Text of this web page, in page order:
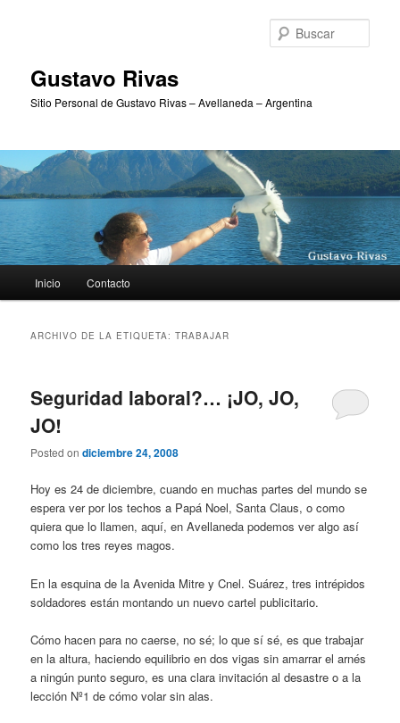
Gustavo Rivas
Sitio Personal de Gustavo Rivas – Avellaneda – Argentina
principal
Inicio Contacto
ARCHIVO DE LA ETIQUETA:TRABAJAR
Seguridad laboral?… ¡JO, JO,
JO!
Posted ondiciembre 24, 2008
Hoy es 24 de diciembre, cuando en muchas partes del mundo se
espera ver por los techos a Papá Noel, Santa Claus, o como
quiera que lo llamen, aquí, en Avellaneda podemos ver algo así
como los tres reyes magos.
En la esquina de la Avenida Mitre y Cnel. Suárez, tres intrépidos
soldadores están montando un nuevo cartel publicitario.
Cómo hacen para no caerse, no sé; lo que sí sé, es que trabajar
en la altura, haciendo equilibrio en dos vigas sin amarrar el arnés
a ningún punto seguro, es una clara invitación al desastre o a la
lección Nº1 de cómo volar sin alas.